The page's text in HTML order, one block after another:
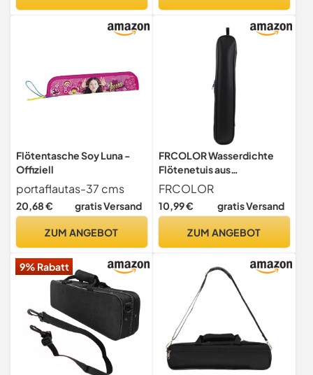
Flötentasche Soy Luna -
Offiziell
portaflautas-37 cms
20,68 € gratis Versand
ZUM ANGEBOT
FRCOLOR Wasserdichte
Flötenetuis aus
Aufbewahrungstasche für
Musikinstrumente
Flötentragetasche mit
für Doppelflöten in C-dur
FRCOLOR
10,99 € gratis Versand
ZUM ANGEBOT
9% Rabatt